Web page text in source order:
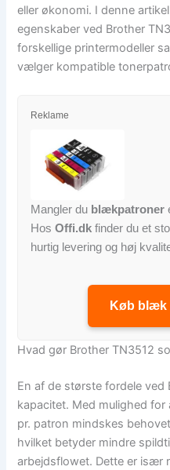
eller økonomi. I denne
egenskaber ved Brother
forskellige printermodeller
vælger kompatible
Reklame
Mangler du blækpatroner
HosOffi.dk finder du et
hurtig levering og høj
Køb blæk
Hvad gør Brother TN3512
En af de største fordele ved
kapacitet. Med mulighed
pr. patron mindskes
hvilket betyder mindre
arbejdsflowet. Dette er især